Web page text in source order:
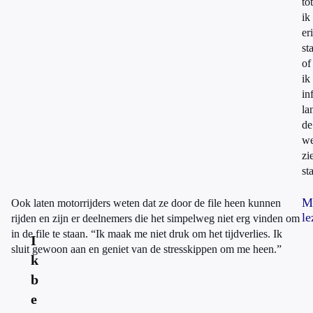
ik
sta
of
ik
de
I
k
b
e
Ook laten motorrijders weten dat ze door de file heen kunnen
rijden en zijn er deelnemers die het simpelweg niet erg vinden om
in de file te staan. “Ik maak me niet druk om het tijdverlies. Ik
sluit gewoon aan en geniet van de stresskippen om me heen.”